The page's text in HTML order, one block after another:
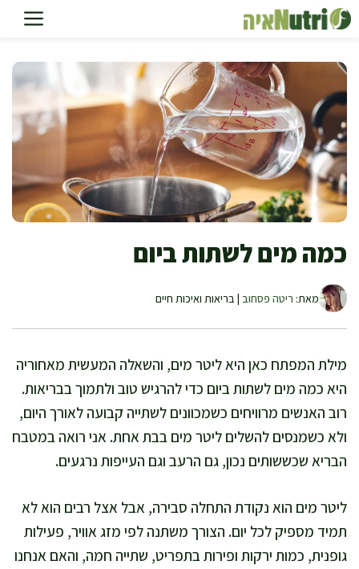
לדלג
לתוכן
כמה מים לשתות ביום
מאת: ריטה פסחוב | בריאות ואיכות חיים
מילת המפתח כאן היא ליטר מים, והשאלה המעשית מאחוריה
היא כמה מים לשתות ביום כדי להרגיש טוב ולתמוך בבריאות.
רוב האנשים מרוויחים כשמכוונים לשתייה קבועה לאורך היום,
ולא כשמנסים להשלים ליטר מים בבת אחת. אני רואה במטבח
הבריא שכששותים נכון, גם הרעב וגם העייפות נרגעים.
ליטר מים הוא נקודת התחלה סבירה, אבל אצל רבים הוא לא
תמיד מספיק לכל יום. הצורך משתנה לפי מזג אוויר, פעילות
גופנית, כמות ירקות ופירות בתפריט, שתייה חמה, והאם אנחנו